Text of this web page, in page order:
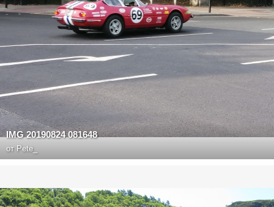
IMG 20190824 081648
от Pete_